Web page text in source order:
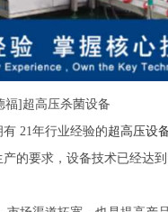
福]超高压杀菌设备
21年行业经验的超高压设
的要求，设备技术已经达